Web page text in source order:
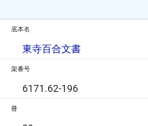
底本名
東寺百合文書
架番号
6171.62-196
冊